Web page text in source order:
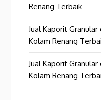
Renang Terbaik
Jual Kaporit
Kolam Renang
Jual Kaporit
Kolam Renang